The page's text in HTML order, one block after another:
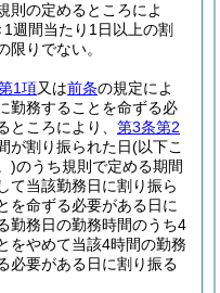
則の定めるところによ
週間当たり1日以上の割
限りでない。
1項又は前条の規定によ
勤務することを命ずる必
ころにより、 第3条第2
が割り振られた日(以下こ
)のうち規則で定める期間
て当該勤務日に割り振ら
を命ずる必要がある日に
勤務日の勤務時間のうち4
をやめて当該4時間の勤務
必要がある日に割り振る